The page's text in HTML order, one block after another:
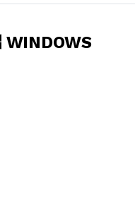
WINDOWS